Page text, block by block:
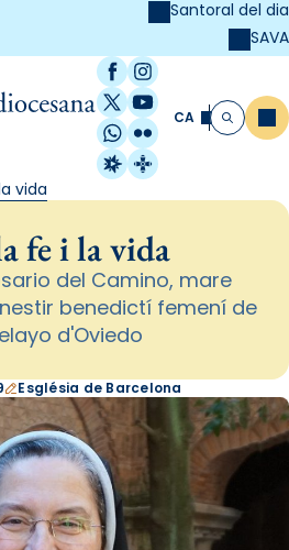
Santoral del dia
SAVA
Facebook
Instagram
X / Twitter
YouTube
WhatsApp
Flickr
Radio Estel
Catalunya
CA Cerca
vida
fe i la vida
del Camino, mare
benedictí femení de
d'Oviedo
Església de Barcelona